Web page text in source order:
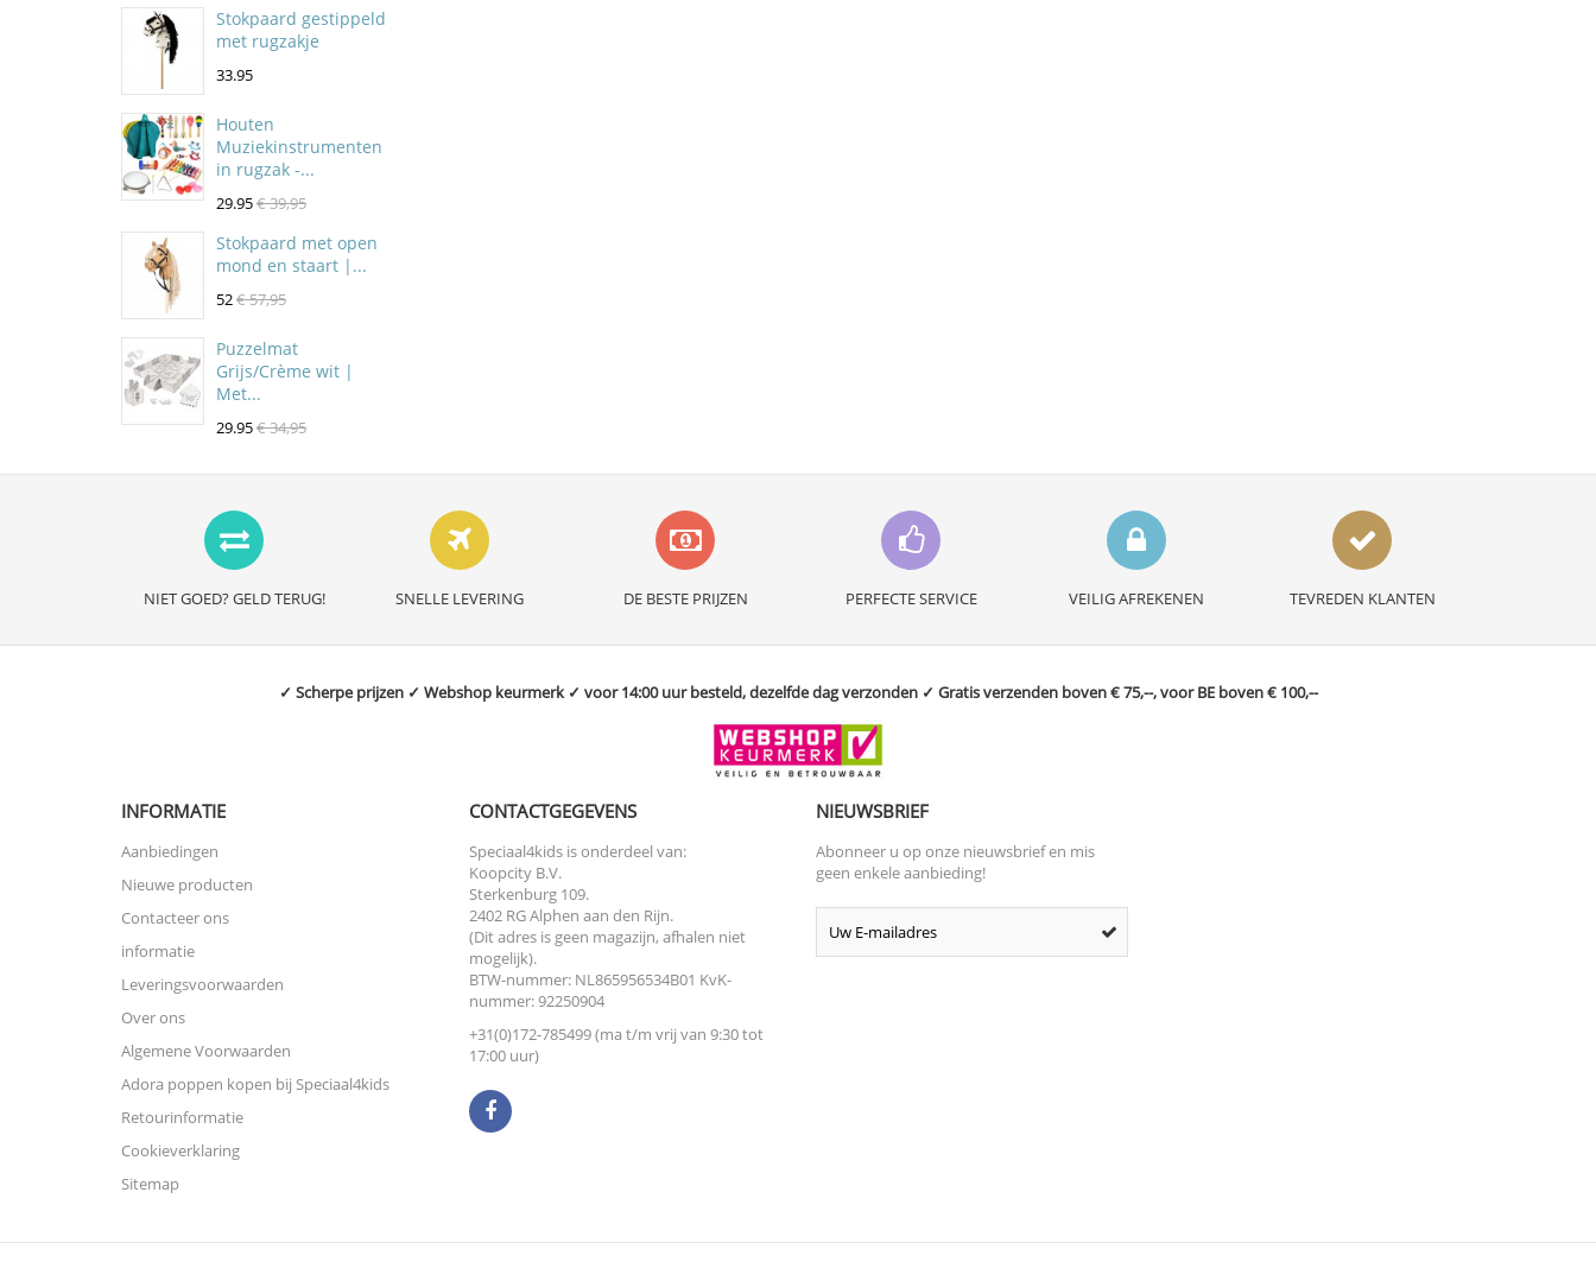
Stokpaard gestippeld
met rugzakje
33.95
Houten
Muziekinstrumenten
in rugzak -...
29.95€ 39,95
Stokpaard met open
mond en staart |...
52€ 57,95
Puzzelmat
Grijs/Crème wit |
Met...
29.95€ 34,95
NIET GOED? GELD TERUG! SNELLE LEVERING DE BESTE PRIJZEN PERFECTE SERVICE VEILIG AFREKENEN TEVREDEN KLANTEN
✓ Scherpe prijzen ✓ Webshop keurmerk ✓ voor 14:00 uur besteld, dezelfde dag verzonden ✓ Gratis verzenden boven € 75,--, voor BE boven € 100,--
INFORMATIE
Aanbiedingen
Nieuwe producten
Contacteer ons
informatie
Leveringsvoorwaarden
Over ons
Algemene Voorwaarden
Adora poppen kopen bij Speciaal4kids
Retourinformatie
Cookieverklaring
Sitemap
CONTACTGEGEVENS
Speciaal4kids is onderdeel van:
Koopcity B.V.
Sterkenburg 109.
2402 RG Alphen aan den Rijn.
(Dit adres is geen magazijn, afhalen niet
mogelijk).
BTW-nummer: NL865956534B01 KvK-
nummer: 92250904
+31(0)172-785499 (ma t/m vrij van 9:30 tot
17:00 uur)
NIEUWSBRIEF
Abonneer u op onze nieuwsbrief en mis
geen enkele aanbieding!